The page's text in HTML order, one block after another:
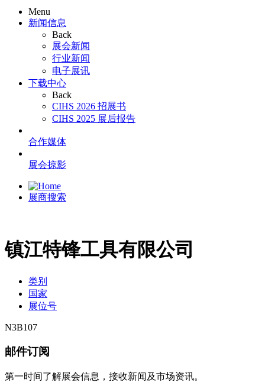
Menu
新闻信息
Back
展会新闻
行业新闻
电子展讯
下载中心
Back
CIHS 2026 招展书
CIHS 2025 展后报告
合作媒体
展会掠影
展商搜索
镇江特锋工具有限公司
类别
国家
展位号
N3B107
邮件订阅
第一时间了解展会信息，接收新闻及市场资讯。